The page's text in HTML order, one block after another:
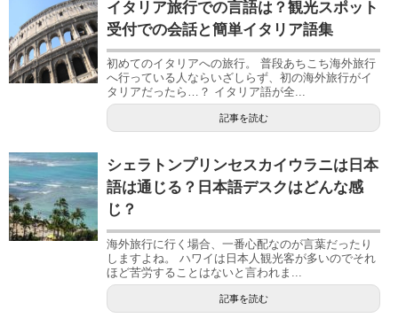
イタリア旅行での言語は？観光スポット
受付での会話と簡単イタリア語集
初めてのイタリアへの旅行。 普段あちこち海外旅行
へ行っている人ならいざしらず、初の海外旅行がイ
タリアだったら…？ イタリア語が全...
記事を読む
シェラトンプリンセスカイウラニは日本
語は通じる？日本語デスクはどんな感
じ？
海外旅行に行く場合、一番心配なのが言葉だったり
しますよね。 ハワイは日本人観光客が多いのでそれ
ほど苦労することはないと言われま...
記事を読む